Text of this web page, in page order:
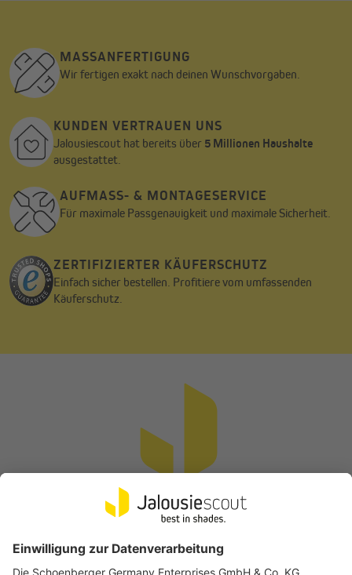
MASSANFERTIGUNG
Wir fertigen exakt nach deinen Wunschvorgaben.
KUNDEN VERTRAUEN UNS
Jalousiescout hat bereits über 5 Millionen Haushalte
ausgestattet.
AUFMASS- & MONTAGESERVICE
Für maximale Passgenauigkeit und maximale Sicherheit.
ZERTIFIZIERTER KÄUFERSCHUTZ
Einfach sicher bestellen. Profitiere vom umfassenden
Käuferschutz.